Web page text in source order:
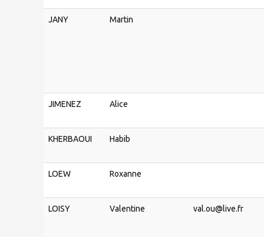
JANY Martin
JIMENEZ Alice
KHERBAOUI Habib
LOEW Roxanne
LOISY Valentine val.ou@live.fr